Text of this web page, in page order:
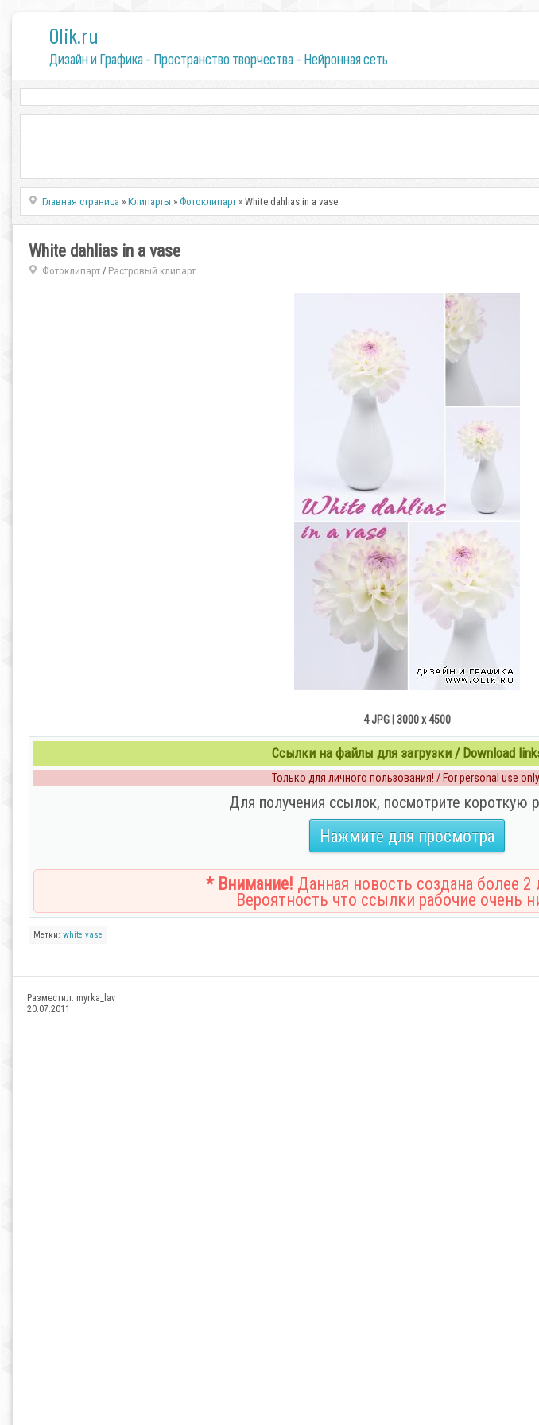
0lik.ru
Дизайн и Графика - Пространство творчества - Нейронная сеть
Главная страница »Клипарты » Фотоклипарт » White dahlias in a vase
White dahlias in a vase
Фотоклипарт/ Растровый клипарт
4 JPG | 3000 x 4500
Ссылки на файлы для загрузки / Download
Только для личного пользования! / For personal use
Для получения ссылок, посмотрите короткую
Нажмите для просмотра
* Внимание! Данная новость создана более 2
Вероятность что ссылки рабочие очень
Метки: white vase
Разместил: myrka_lav
20.07.2011